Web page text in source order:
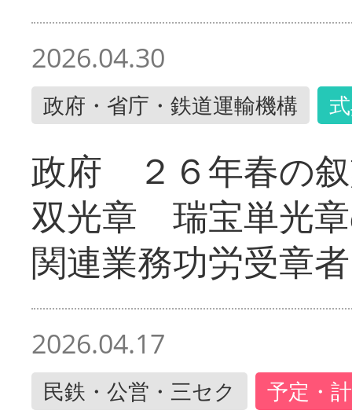
2026.04.30
政府・省庁・鉄道運輸機構
政府 ２６年春の
双光章 瑞宝単光
関連業務功労受章者
2026.04.17
民鉄・公営・三セク 予定・